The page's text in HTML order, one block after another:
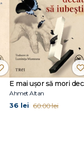
Somme. După
o capodoperă a
seria romanelor istorice
Anansi. Clasic urmează să
E
Ahmet Altan
36 lei 60.00 lei